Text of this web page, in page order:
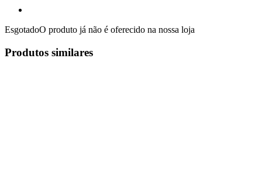
EsgotadoO produto já não é oferecido na nossa loja
Produtos similares